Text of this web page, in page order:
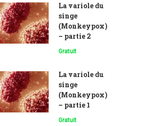
La variole du
singe
(Monkeypox)
– partie 2
Gratuit
La variole du
singe
(Monkeypox)
– partie 1
Gratuit